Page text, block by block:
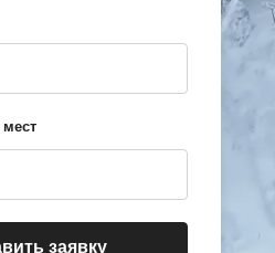
мест
заявку